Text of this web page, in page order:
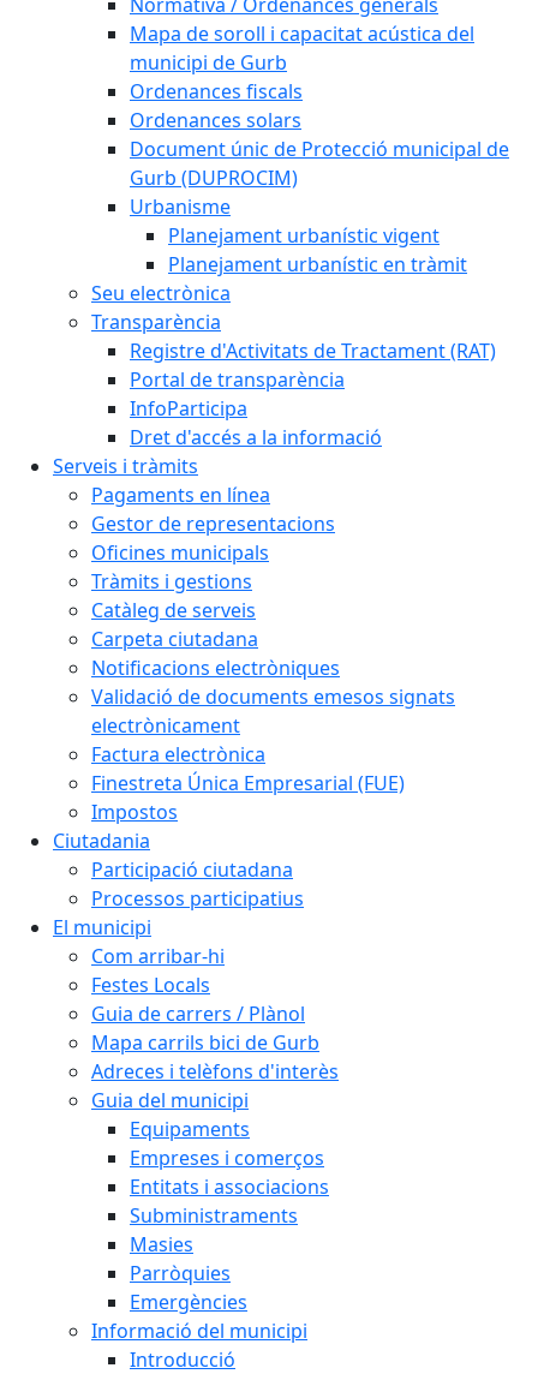
Mapa de soroll i capacitat acústica del
municipi de Gurb
Ordenances fiscals
Ordenances solars
Document únic de Protecció municipal de
Gurb (DUPROCIM)
Urbanisme
Planejament urbanístic vigent
Planejament urbanístic en tràmit
Seu electrònica
Transparència
Registre d'Activitats de Tractament (RAT)
Portal de transparència
InfoParticipa
Dret d'accés a la informació
Serveis i tràmits
Pagaments en línea
Gestor de representacions
Oficines municipals
Tràmits i gestions
Catàleg de serveis
Carpeta ciutadana
Notificacions electròniques
Validació de documents emesos signats
electrònicament
Factura electrònica
Finestreta Única Empresarial (FUE)
Impostos
Ciutadania
Participació ciutadana
Processos participatius
El municipi
Com arribar-hi
Festes Locals
Guia de carrers / Plànol
Mapa carrils bici de Gurb
Adreces i telèfons d'interès
Guia del municipi
Equipaments
Empreses i comerços
Entitats i associacions
Subministraments
Masies
Parròquies
Emergències
Informació del municipi
Introducció